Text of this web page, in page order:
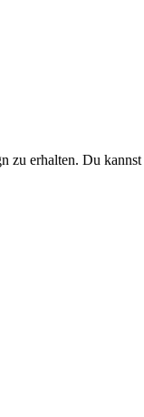
erhalten. Du